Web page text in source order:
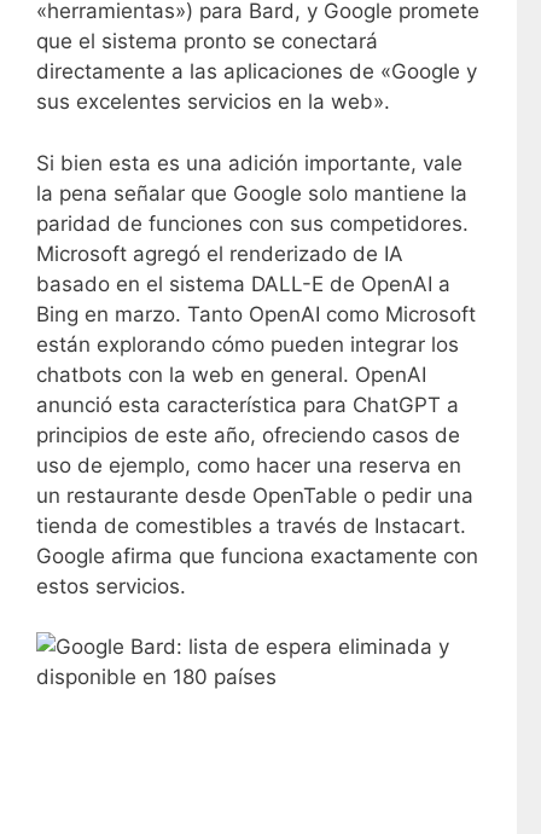
«herramientas») para Bard, y Google promete
que el sistema pronto se conectará
directamente a las aplicaciones de «Google y
sus excelentes servicios en la web».
Si bien esta es una adición importante, vale
la pena señalar que Google solo mantiene la
paridad de funciones con sus competidores.
Microsoft agregó el renderizado de IA
basado en el sistema DALL-E de OpenAI a
Bing en marzo. Tanto OpenAI como Microsoft
están explorando cómo pueden integrar los
chatbots con la web en general. OpenAI
anunció esta característica para ChatGPT a
principios de este año, ofreciendo casos de
uso de ejemplo, como hacer una reserva en
un restaurante desde OpenTable o pedir una
tienda de comestibles a través de Instacart.
Google afirma que funciona exactamente con
estos servicios.